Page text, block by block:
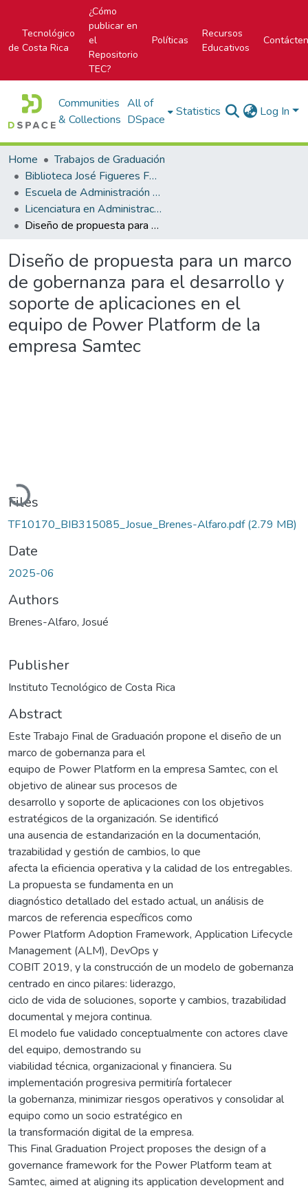
Tecnológico
de Costa Rica
¿Cómo
publicar en
el
Repositorio
TEC?
Políticas
Recursos
Educativos
Communities
& Collections
All of
DSpace
Statistics Log In
Home
Trabajos de Graduación
Biblioteca José Figueres Ferrer
Escuela de Administración de Tecnologías de Información (antes era Área Académica de Administración de Tecnologías de Información)
Licenciatura en Administración de Tecnología de Información
Diseño de propuesta para un marco de gobernanza para el desarrollo y soporte de aplicaciones en el equipo de Power Platform de la empresa Samtec
Diseño de propuesta para un marco
de gobernanza para el desarrollo y
soporte de aplicaciones en el
equipo de Power Platform de la
empresa Samtec
Loading...
Files
TF10170_BIB315085_Josue_Brenes-Alfaro.pdf(2.79 MB)
Date
2025-06
Authors
Brenes-Alfaro, Josué
Publisher
Instituto Tecnológico de Costa Rica
Abstract
Este Trabajo Final de Graduación propone el diseño de un
marco de gobernanza para el
equipo de Power Platform en la empresa Samtec, con el
objetivo de alinear sus procesos de
desarrollo y soporte de aplicaciones con los objetivos
estratégicos de la organización. Se identificó
una ausencia de estandarización en la documentación,
trazabilidad y gestión de cambios, lo que
afecta la eficiencia operativa y la calidad de los entregables.
La propuesta se fundamenta en un
diagnóstico detallado del estado actual, un análisis de
marcos de referencia específicos como
Power Platform Adoption Framework, Application Lifecycle
Management (ALM), DevOps y
COBIT 2019, y la construcción de un modelo de gobernanza
centrado en cinco pilares: liderazgo,
ciclo de vida de soluciones, soporte y cambios, trazabilidad
documental y mejora continua.
El modelo fue validado conceptualmente con actores clave
del equipo, demostrando su
viabilidad técnica, organizacional y financiera. Su
implementación progresiva permitiría fortalecer
la gobernanza, minimizar riesgos operativos y consolidar al
equipo como un socio estratégico en
la transformación digital de la empresa.
This Final Graduation Project proposes the design of a
governance framework for the Power Platform team at
Samtec, aimed at aligning its application development and